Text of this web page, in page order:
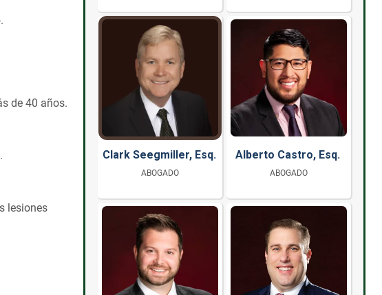
de 40 años.
lesiones
Clark Seegmiller, Esq.
ABOGADO
Alberto Castro, Esq.
ABOGADO